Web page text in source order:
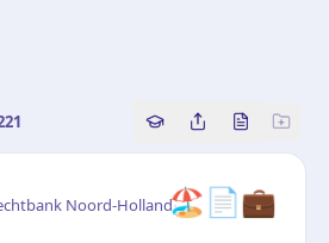
Copy source
Share this
Bekijk
🏖️📄💼
Noord-Holland·